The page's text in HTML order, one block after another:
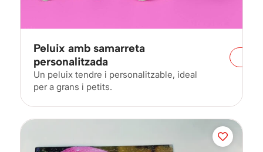
Peluix amb samarreta
personalitzada
Un peluix tendre i personalitzable, ideal
per a grans i petits.